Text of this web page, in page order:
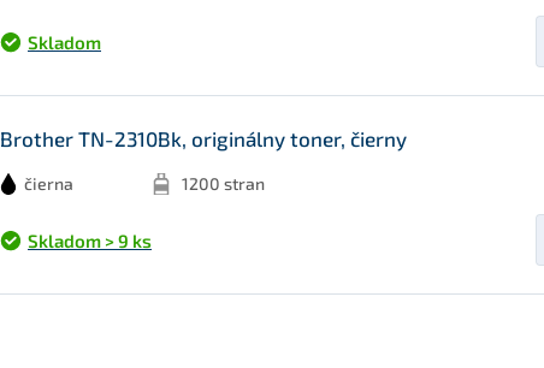
Skladom
Brother TN-2310Bk, originálny toner, čierny
čierna 1200 stran
Skladom > 9 ks